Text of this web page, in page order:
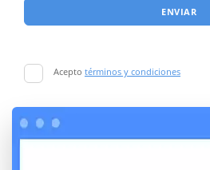
ENVIAR
Acepto términos y condiciones